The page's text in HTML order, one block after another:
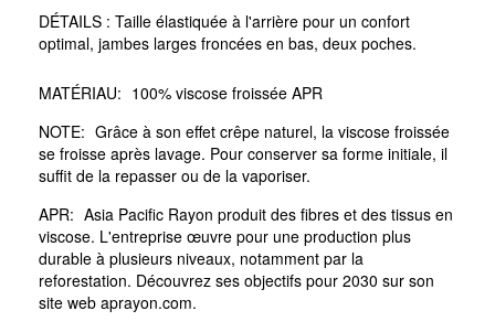
DÉTAILS : Taille élastiquée à l'arrière pour un confort
optimal, jambes larges froncées en bas, deux poches.
MATÉRIAU: 100% viscose froissée APR
NOTE: Grâce à son effet crêpe naturel, la viscose froissée
se froisse après lavage. Pour conserver sa forme initiale, il
suffit de la repasser ou de la vaporiser.
APR: Asia Pacific Rayon produit des fibres et des tissus en
viscose. L'entreprise œuvre pour une production plus
durable à plusieurs niveaux, notamment par la
reforestation. Découvrez ses objectifs pour 2030 sur son
site web aprayon.com.